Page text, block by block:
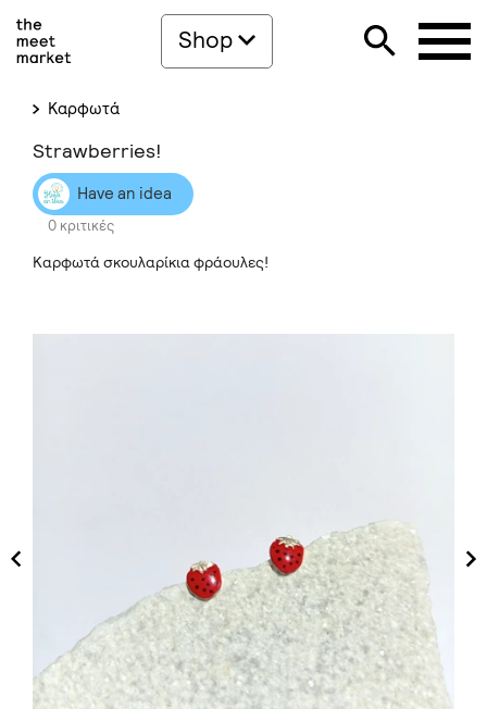
Shop
Καρφωτά
Strawberries!
Have an idea
0 κριτικές
Καρφωτά σκουλαρίκια φράουλες!